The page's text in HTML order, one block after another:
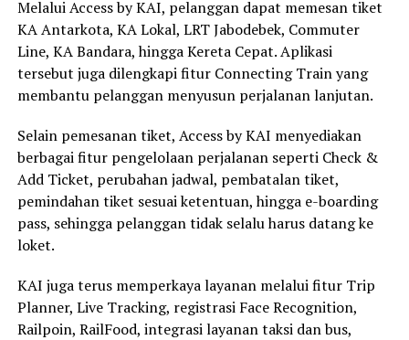
Melalui Access by KAI, pelanggan dapat memesan tiket
KA Antarkota, KA Lokal, LRT Jabodebek, Commuter
Line, KA Bandara, hingga Kereta Cepat. Aplikasi
tersebut juga dilengkapi fitur Connecting Train yang
membantu pelanggan menyusun perjalanan lanjutan.
Selain pemesanan tiket, Access by KAI menyediakan
berbagai fitur pengelolaan perjalanan seperti Check &
Add Ticket, perubahan jadwal, pembatalan tiket,
pemindahan tiket sesuai ketentuan, hingga e-boarding
pass, sehingga pelanggan tidak selalu harus datang ke
loket.
KAI juga terus memperkaya layanan melalui fitur Trip
Planner, Live Tracking, registrasi Face Recognition,
Railpoin, RailFood, integrasi layanan taksi dan bus,